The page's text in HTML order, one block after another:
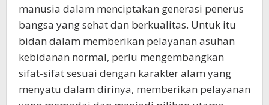
manusia dalam menciptakan generasi penerus
bangsa yang sehat dan berkualitas. Untuk itu
bidan dalam memberikan pelayanan asuhan
kebidanan normal, perlu mengembangkan
sifat-sifat sesuai dengan karakter alam yang
menyatu dalam dirinya, memberikan pelayanan